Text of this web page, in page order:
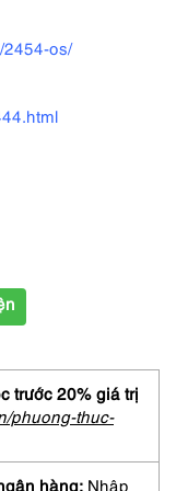
os/
trước 20% giá trị
phuong-thuc-
hàng: Nhập